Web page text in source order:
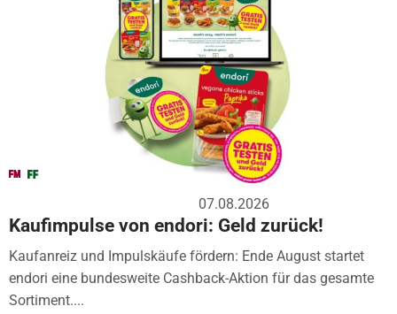
07.08.2026
Kaufimpulse von endori: Geld zurück!
Kaufanreiz und Impulskäufe fördern: Ende August startet
endori eine bundesweite Cashback-Aktion für das gesamte
Sortiment....